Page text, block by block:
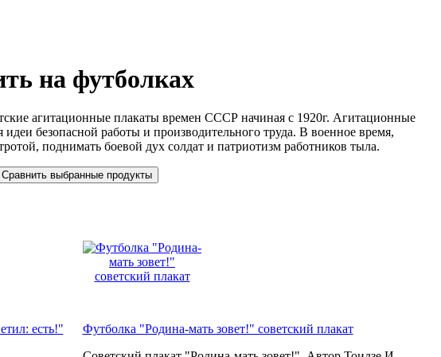
на футболках
агитационные плакаты времен СССР начиная с 1920г. Агитационные
безопасной работы и производительного труда. В военное время,
поднимать боевой дух солдат и патриотизм работников тыла.
есть!"
Футболка "Родина-мать зовет!" советский плакат